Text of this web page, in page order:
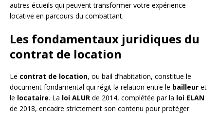
autres écueils qui peuvent transformer votre expérience
locative en parcours du combattant.
Les fondamentaux juridiques du
contrat de location
Le contrat de location, ou bail d’habitation, constitue le
document fondamental qui régit la relation entre le bailleur et
le locataire. La loi ALUR de 2014, complétée par la loi ELAN
de 2018, encadre strictement son contenu pour protéger